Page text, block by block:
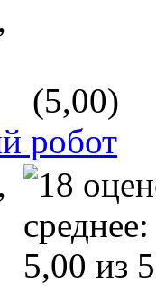
(5,00)
робот